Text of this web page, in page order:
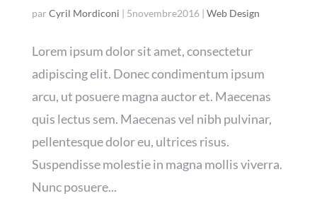
par Cyril Mordiconi | 5novembre2016| Web Design
Lorem ipsum dolor sit amet, consectetur
adipiscing elit. Donec condimentum ipsum
arcu, ut posuere magna auctor et. Maecenas
quis lectus sem. Maecenas vel nibh pulvinar,
pellentesque dolor eu, ultrices risus.
Suspendisse molestie in magna mollis viverra.
Nunc posuere...